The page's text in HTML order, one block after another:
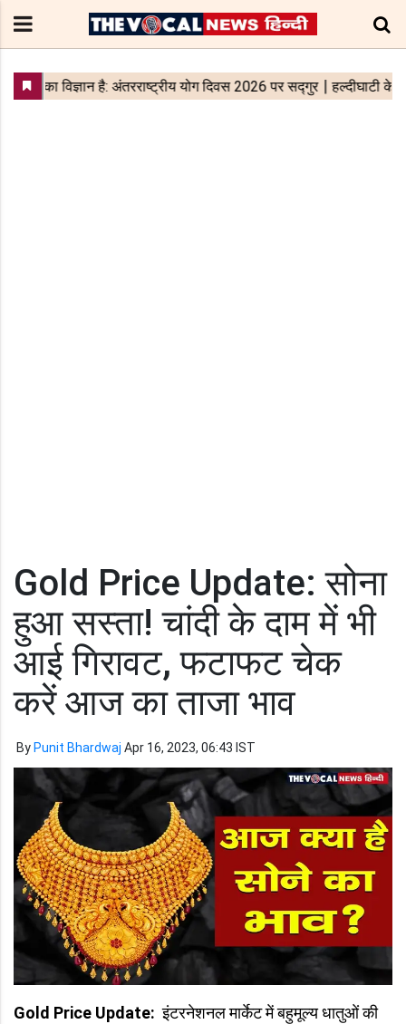
Gold Price Update: सोना
हुआ सस्ता! चांदी के दाम में भी
आई गिरावट, फटाफट चेक
करें आज का ताजा भाव
By Punit Bhardwaj Apr 16, 2023, 06:43 IST
Gold Price Update: इंटरनेशनल मार्केट में बहुमूल्य धातुओं की